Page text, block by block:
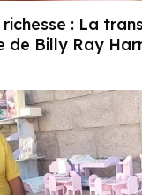
: La
de Billy Ray